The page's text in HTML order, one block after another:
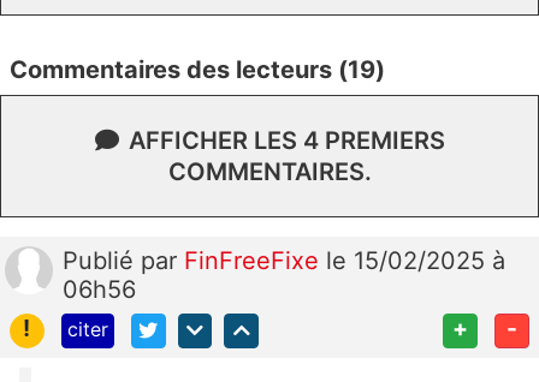
Commentaires des lecteurs (19)
AFFICHER LES 4 PREMIERS
COMMENTAIRES.
Publié par FinFreeFixe le 15/02/2025 à
06h56
!
citer + -